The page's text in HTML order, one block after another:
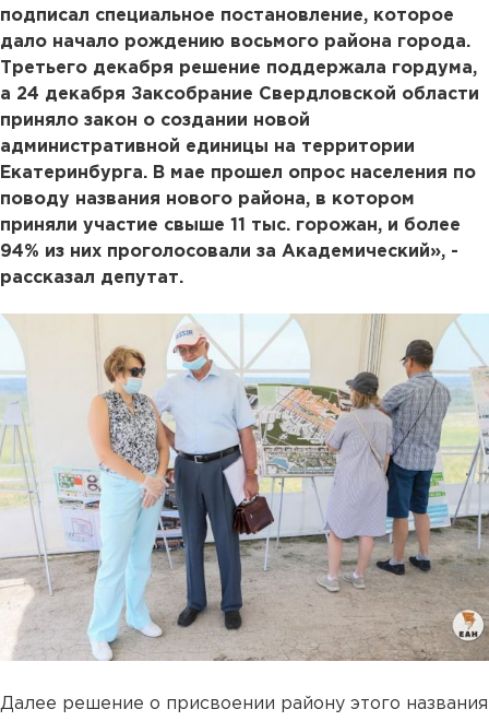
подписал специальное постановление, которое
дало начало рождению восьмого района города.
Третьего декабря решение поддержала гордума,
а 24 декабря Заксобрание Свердловской области
приняло закон о создании новой
административной единицы на территории
Екатеринбурга. В мае прошел опрос населения по
поводу названия нового района, в котором
приняли участие свыше 11 тыс. горожан, и более
94% из них проголосовали за Академический», -
рассказал депутат.
Далее решение о присвоении району этого названия